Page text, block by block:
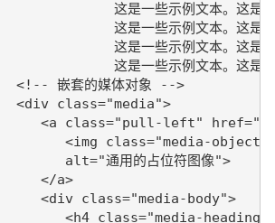
<!-- 嵌套的媒体对象 -->
<div class="media">
<a class="pull-left"
<img class="media-
alt="通用的占位符图像">
</a>
<div class="media-body">
<h4 class="media-heading">